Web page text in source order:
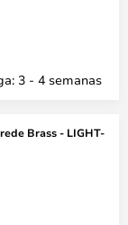
3 - 4 semanas
Brass - LIGHT-